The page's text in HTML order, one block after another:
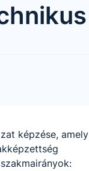
képzése, amely